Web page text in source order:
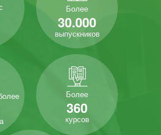
Более
30.000
выпускников
Более
360
курсов